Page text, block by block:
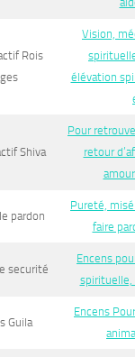
Rois
Vision,
élévation
Shiva
Pour
retour
pardon
Pureté,
faire
securité
Encens
spirituelle,
Guila
Encens